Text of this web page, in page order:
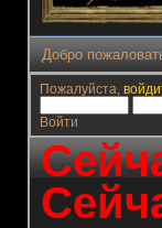
Добро
Пожалуйста,
Войти